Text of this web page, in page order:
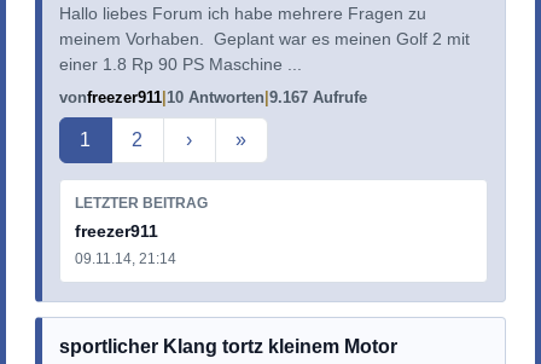
Hallo liebes Forum ich habe mehrere Fragen zu
meinem Vorhaben. Geplant war es meinen Golf 2 mit
einer 1.8 Rp 90 PS Maschine ...
vonfreezer911 10 Antworten 9.167 Aufrufe
Aktuelle Seite
1 2 › »
LETZTER BEITRAG
freezer911
09.11.14, 21:14
sportlicher Klang tortz kleinem Motor